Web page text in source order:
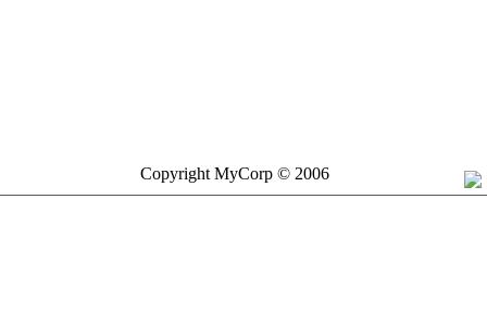
Copyright MyCorp © 2006